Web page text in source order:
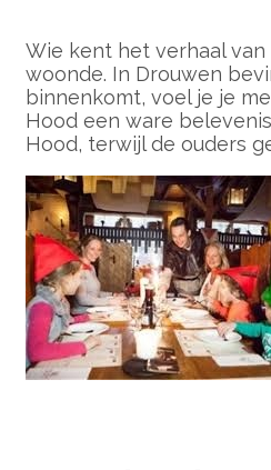
Wie kent het verhaal
woonde. In Drouwen
binnenkomt, voel je je
Hood een ware
Hood, terwijl de ouders